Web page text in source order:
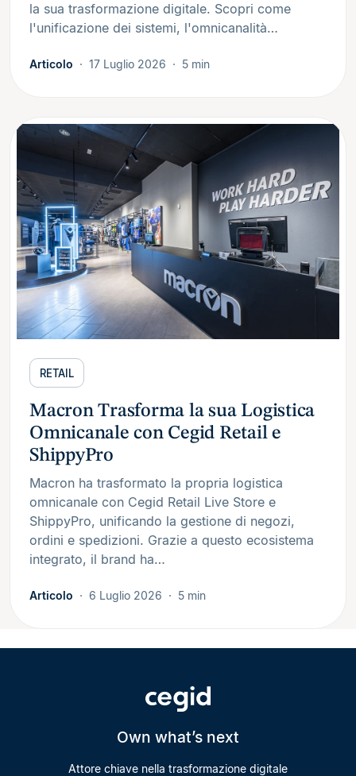
la sua trasformazione digitale. Scopri come
l'unificazione dei sistemi, l'omnicanalità…
Articolo 17 Luglio 2026 5 min
RETAIL
Macron Trasforma la sua Logistica
Omnicanale con Cegid Retail e
ShippyPro
Macron ha trasformato la propria logistica
omnicanale con Cegid Retail Live Store e
ShippyPro, unificando la gestione di negozi,
ordini e spedizioni. Grazie a questo ecosistema
integrato, il brand ha…
Articolo 6 Luglio 2026 5 min
Own what’s next
Attore chiave nella trasformazione digitale